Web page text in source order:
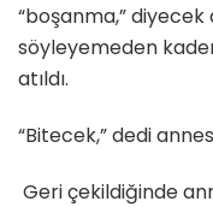
“boşanma,”
söyleyemeden
atıldı.
“Bitecek,” dedi
Geri çekildiğinde